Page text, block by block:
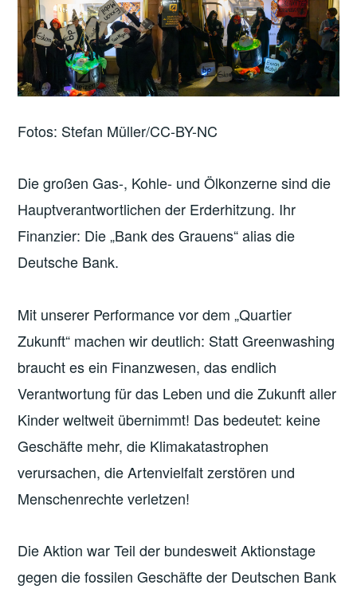
Fotos: Stefan Müller/CC-BY-NC
Die großen Gas-, Kohle- und Ölkonzerne sind die
Hauptverantwortlichen der Erderhitzung. Ihr
Finanzier: Die „Bank des Grauens“ alias die
Deutsche Bank.
Mit unserer Performance vor dem „Quartier
Zukunft“ machen wir deutlich: Statt Greenwashing
braucht es ein Finanzwesen, das endlich
Verantwortung für das Leben und die Zukunft aller
Kinder weltweit übernimmt! Das bedeutet: keine
Geschäfte mehr, die Klimakatastrophen
verursachen, die Artenvielfalt zerstören und
Menschenrechte verletzen!
Die Aktion war Teil der bundesweit Aktionstage
gegen die fossilen Geschäfte der Deutschen Bank